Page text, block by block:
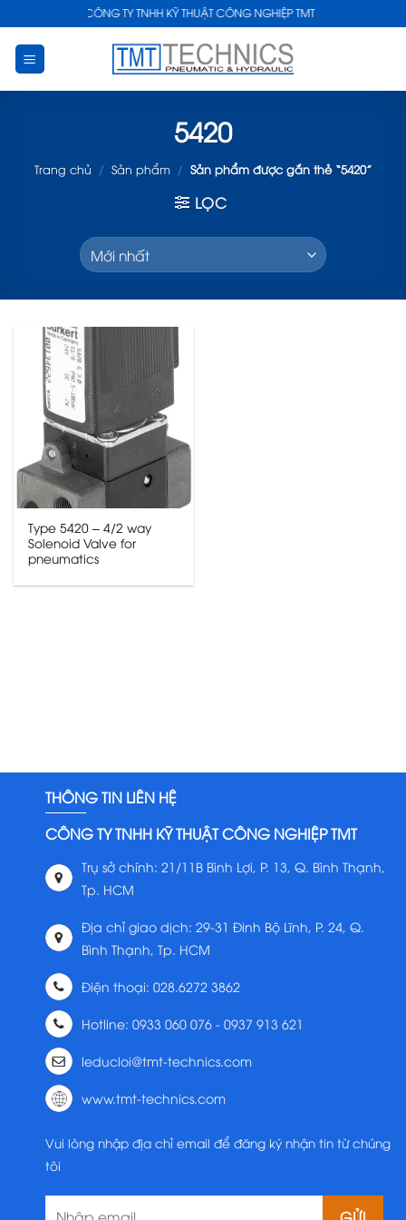
to
content
CÔNG TY TNHH KỸ THUẬT CÔNG NGHIỆP TMT
5420
Trang chủ / Sản phẩm / Sản phẩm được gắn thẻ “5420”
LỌC
Type 5420 – 4/2 way
Solenoid Valve for
pneumatics
THÔNG TIN LIÊN HỆ
CÔNG TY TNHH KỸ THUẬT CÔNG NGHIỆP TMT
Trụ sở chính: 21/11B Bình Lợi, P. 13, Q. Bình Thạnh,
Tp. HCM
Địa chỉ giao dịch: 29-31 Đinh Bộ Lĩnh, P. 24, Q.
Bình Thạnh, Tp. HCM
Điện thoại: 028.6272 3862
Hotline: 0933 060 076 - 0937 913 621
leducloi@tmt-technics.com
www.tmt-technics.com
Vui lòng nhập địa chỉ email để đăng ký nhận tin từ chúng
tôi